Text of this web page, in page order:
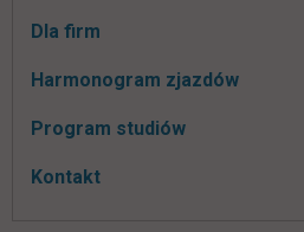
Dla firm
Harmonogram zjazdów
Program studiów
Kontakt